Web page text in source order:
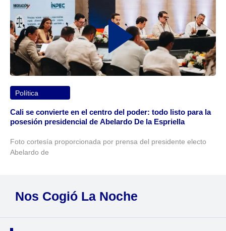
Política
Cali se convierte en el centro del poder: todo listo para la
posesión presidencial de Abelardo De la Espriella
Foto cortesía proporcionada por prensa del presidente electo
Abelardo de
Nos Cogió La Noche